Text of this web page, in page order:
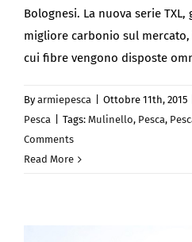
Bolognesi. La nuova serie TXL,
migliore carbonio sul mercato,
cui fibre vengono disposte
Byarmiepesca Ottobre 11th, 2015
Pesca
Tags: Mulinello, Pesca,
Comments
Read More